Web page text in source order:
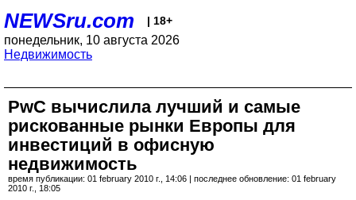
NEWSru.com | 18+
понедельник, 10 августа 2026
Недвижимость
PwC вычислила лучший и самые
рискованные рынки Европы для
инвестиций в офисную
недвижимость
время публикации: 01 february 2010 г., 14:06 | последнее обновление: 01 february
2010 г., 18:05